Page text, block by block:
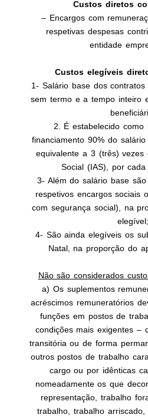
Custos diretos
– Encargos com
respetivas despesas
entidade
Custos elegíveis
1- Salário base dos
sem termo e a tempo inteiro
2. É estabelecido como
financiamento 90% do
equivalente a 3 (três) vezes
Social (IAS), por
3- Além do salário base
respetivos encargos sociais
com segurança social), na
elegível;
4- São ainda elegíveis os
Natal, na proporção do
Não são considerados
a) Os suplementos
acréscimos remuneratórios
funções em postos de
condições mais exigentes –
transitória ou de forma
outros postos de trabalho
cargo ou por idênticas
nomeadamente os que
representação, trabalho
trabalho, trabalho arriscado,